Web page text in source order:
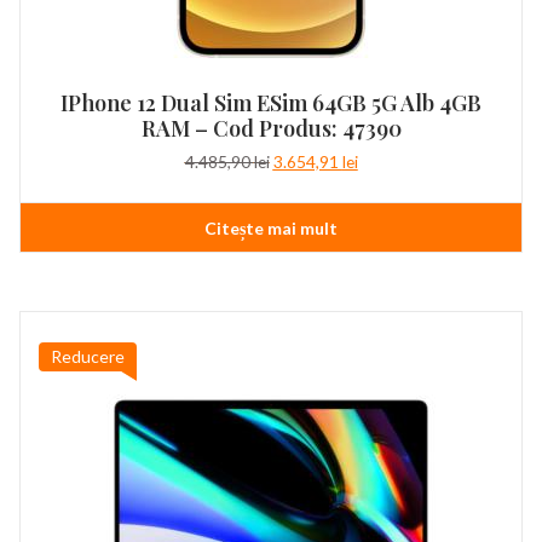
IPhone 12 Dual Sim ESim 64GB 5G Alb 4GB
RAM – Cod Produs: 47390
4.485,90lei Prețul
a
fost:
4.485,90 lei.
3.654,91 leiPrețul
este:
Citește mai mult
Reducere